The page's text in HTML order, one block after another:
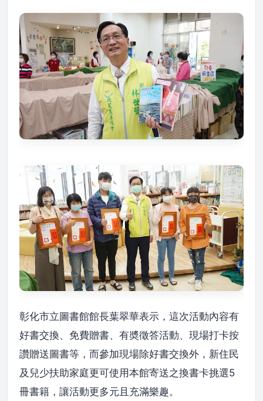
彰化市立圖書館館長葉翠華表示，這次活動內容有
好書交換、免費贈書、有奬徵答活動、現場打卡按
讚贈送圖書等，而參加現場除好書交換外，新住民
及兒少扶助家庭更可使用本館寄送之換書卡挑選5
冊書籍，讓活動更多元且充滿樂趣。